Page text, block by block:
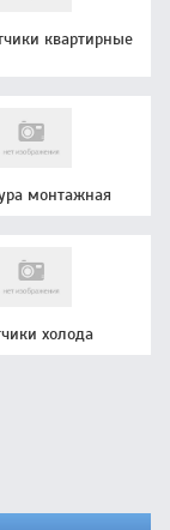
квартирные
монтажная
холода